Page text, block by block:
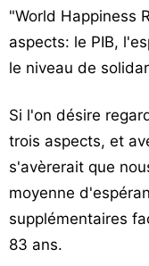
"World Happiness
aspects: le PIB,
le niveau de
Si l'on désire
trois aspects, et
s'avèrerait que
moyenne
supplémentaires
83 ans.